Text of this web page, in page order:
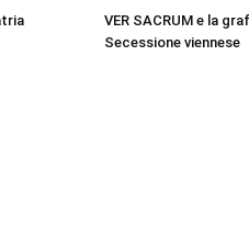
VER SACRUM e la
Secessione viennese